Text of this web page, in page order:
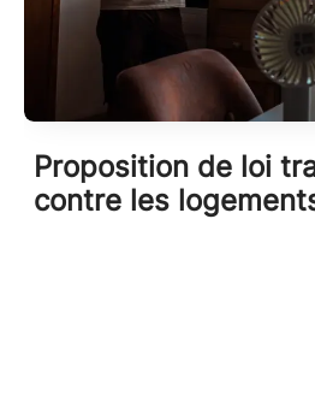
Proposition de loi
contre les